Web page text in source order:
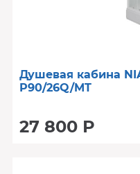
Душевая кабина
P90/26Q/MT
27 800 Р